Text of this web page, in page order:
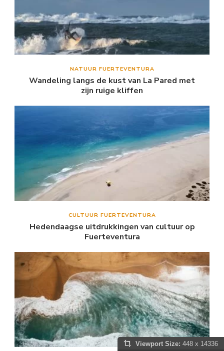
NATUUR FUERTEVENTURA
Wandeling langs de kust van La Pared met
zijn ruige kliffen
CULTUUR FUERTEVENTURA
Hedendaagse uitdrukkingen van cultuur op
Fuerteventura
Viewport Size: 448 x 14336